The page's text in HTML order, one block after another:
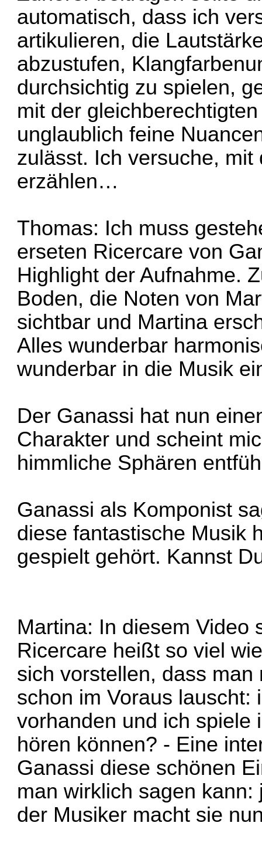
automatisch, dass ich
artikulieren, die
abzustufen,
durchsichtig zu spielen,
mit der
unglaublich feine
zulässt. Ich versuche,
erzählen…
Thomas: Ich muss
erseten Ricercare von
Highlight der Aufnahme.
Boden, die Noten von
sichtbar und Martina
Alles wunderbar
wunderbar in die Musik
Der Ganassi hat nun
Charakter und scheint
himmliche Sphären
Ganassi als Komponist
diese fantastische Musik
gespielt gehört. Kannst
Martina: In diesem Video
Ricercare heißt so viel
sich vorstellen, dass
schon im Voraus lauscht:
vorhanden und ich spiele
hören können? - Eine
Ganassi diese schönen
man wirklich sagen
der Musiker macht sie